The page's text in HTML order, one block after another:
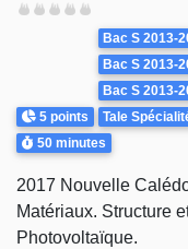
Difficulté
Points
5 points
Theme
Bac S 2013-
Bac S 2013-
Bac S 2013-
Tale
Durée
50 minutes
2017 Nouvelle
Matériaux. Structure
Photovoltaïque.